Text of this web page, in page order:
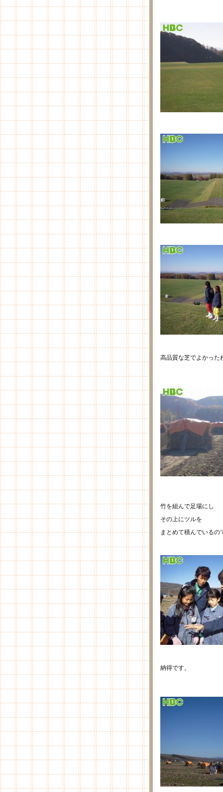
高品質な芝でよかった
竹を組んで足場にし
その上にツルを
まとめて積んでいるの
納得です。